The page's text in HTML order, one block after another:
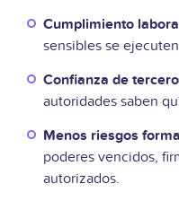
Cumplimiento
sensibles se
Confianza de
autoridades saben
Menos riesgos
poderes vencidos,
autorizados.